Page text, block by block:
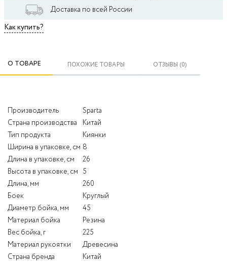
Доставка по всей России
Как купить?
О ТОВАРЕ ПОХОЖИЕ ТОВАРЫ ОТЗЫВЫ (0)
Производитель
Sparta
Страна производства
Китай
Тип продукта
Киянки
Ширина в упаковке, см 8
Длина в упаковке, см
26
Высота в упаковке, см 5
Длина, мм
260
Боек
Круглый
Диаметр бойка, мм
45
Материал бойка
Резина
Вес бойка, г
225
Материал рукоятки
Древесина
Страна бренда
Китай